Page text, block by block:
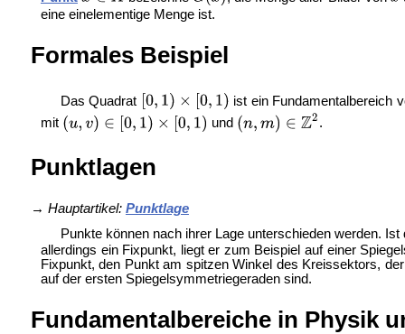
eine einelementige Menge ist.
Formales Beispiel
Das Quadrat
ist ein Fundamentalbereich
mit
und .
Punktlagen
→ Hauptartikel: Punktlage
Punkte können nach ihrer Lage unterschieden werden.
allerdings ein Fixpunkt, liegt er zum Beispiel auf einer
Fixpunkt, den Punkt am spitzen Winkel des Kreissektors,
auf der ersten Spiegelsymmetriegeraden sind.
Fundamentalbereiche in Physik